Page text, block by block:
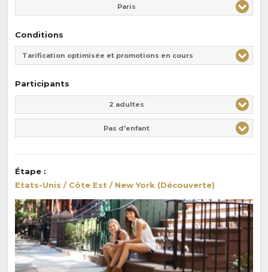
Paris
Conditions
Tarification optimisée et promotions en cours
Participants
2 adultes
Pas d'enfant
Étape :
Etats-Unis / Côte Est / New York (Découverte)